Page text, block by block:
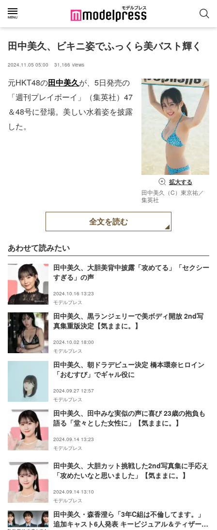
田中美久、ビキニ姿でふっくら美バスト輝く
2024.11.05 05:00 31,166 views
拡大する
田中美久（C）東京祐／
集英社
元HKT48の田中美久が、5日発売の
「週刊プレイボーイ」（集英社）47
＆48号に登場。美しい水着姿を披露
した。
全文を読む
あわせて読みたい
田中美久、大胆美背中披露「攻めてる」「セクシー
すぎる」の声
2024.10.16 13:23
モデルプレス
田中美久、黒ランジェリーで美ボディ開放 2nd写
真集重版決定【気ままに。】
2024.10.02 18:00
モデルプレス
田中美久、朝ドラデビュー決定 橋本環奈ヒロイン
「おむすび」でギャル役に
2024.09.27 12:57
モデルプレス
田中美久、田中みな実似の声に喜び 23歳の抱負も
語る「堂々とした女性に」【気ままに。】
2024.09.14 13:23
モデルプレス
田中美久、大胆カット挑戦した2nd写真集に手応え
「攻めたいなと思いました」【気ままに。】
2024.09.14 13:10
モデルプレス
田中美久・森香澄ら「3年C組は不倫してます。」
追加キャスト6人発表 キービジュアル＆ティザー動